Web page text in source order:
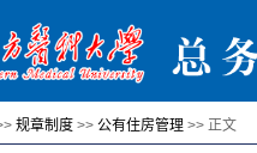
规章制度 >>公有住房管理 >> 正文